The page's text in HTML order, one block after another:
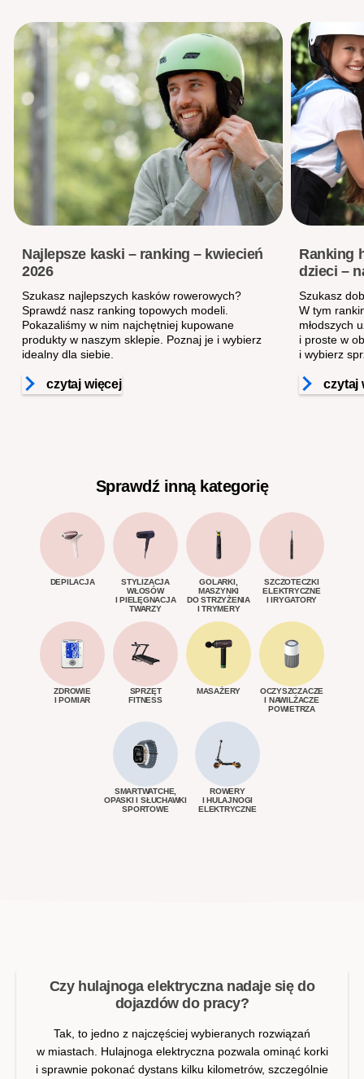
Najlepsze kaski – ranking – kwiecień
2026
Szukasz najlepszych kasków rowerowych?
Sprawdź nasz ranking topowych modeli.
Pokazaliśmy w nim najchętniej kupowane
produkty w naszym sklepie. Poznaj je i wybierz
idealny dla siebie.
czytaj więcej
Ranking
dzieci –
Szukasz
W tym
młodszych
i proste w
i wybierz
Sprawdź inną kategorię
DEPILACJA
STYLIZACJA
WŁOSÓW
I PIELĘGNACJA
TWARZY
GOLARKI,
MASZYNKI
DO STRZYŻENIA
I TRYMERY
SZCZOTECZKI
ELEKTRYCZNE
I IRYGATORY
ZDROWIE
I POMIAR
SPRZĘT
FITNESS
MASAŻERY
OCZYSZCZACZE
I NAWILŻACZE
POWIETRZA
SMARTWATCHE,
OPASKI I SŁUCHAWKI
SPORTOWE
ROWERY
I HULAJNOGI
ELEKTRYCZNE
Czy hulajnoga elektryczna nadaje się do
dojazdów do pracy?
Tak, to jedno z najczęściej wybieranych rozwiązań
w miastach. Hulajnoga elektryczna pozwala ominąć korki
i sprawnie pokonać dystans kilku kilometrów, szczególnie